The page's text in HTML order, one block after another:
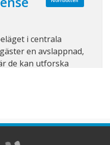
i centrala
en avslappnad,
de kan utforska